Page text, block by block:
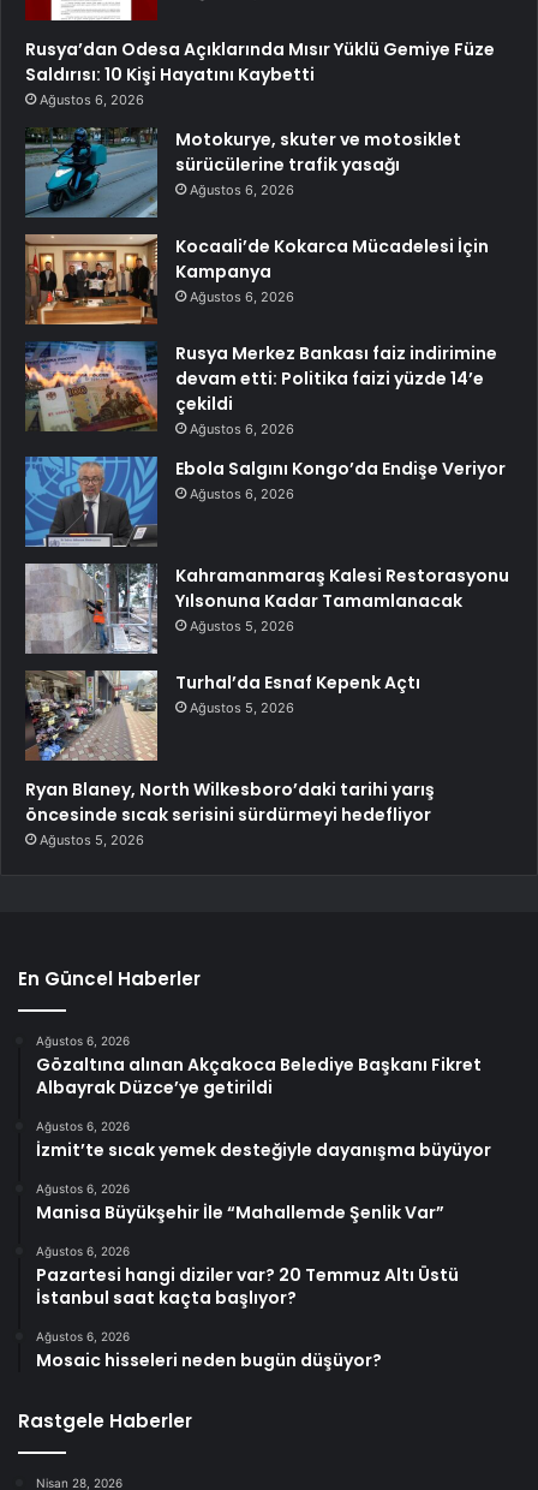
Rusya’dan Odesa Açıklarında Mısır Yüklü Gemiye Füze
Saldırısı: 10 Kişi Hayatını Kaybetti
Ağustos 6, 2026
Motokurye, skuter ve motosiklet
sürücülerine trafik yasağı
Ağustos 6, 2026
Kocaali’de Kokarca Mücadelesi İçin
Kampanya
Ağustos 6, 2026
Rusya Merkez Bankası faiz indirimine
devam etti: Politika faizi yüzde 14’e
çekildi
Ağustos 6, 2026
Ebola Salgını Kongo’da Endişe Veriyor
Ağustos 6, 2026
Kahramanmaraş Kalesi Restorasyonu
Yılsonuna Kadar Tamamlanacak
Ağustos 5, 2026
Turhal’da Esnaf Kepenk Açtı
Ağustos 5, 2026
Ryan Blaney, North Wilkesboro’daki tarihi yarış
öncesinde sıcak serisini sürdürmeyi hedefliyor
Ağustos 5, 2026
En Güncel Haberler
Ağustos 6, 2026
Gözaltına alınan Akçakoca Belediye Başkanı Fikret
Albayrak Düzce’ye getirildi
Ağustos 6, 2026
İzmit’te sıcak yemek desteğiyle dayanışma büyüyor
Ağustos 6, 2026
Manisa Büyükşehir İle “Mahallemde Şenlik Var”
Ağustos 6, 2026
Pazartesi hangi diziler var? 20 Temmuz Altı Üstü
İstanbul saat kaçta başlıyor?
Ağustos 6, 2026
Mosaic hisseleri neden bugün düşüyor?
Rastgele Haberler
Nisan 28, 2026